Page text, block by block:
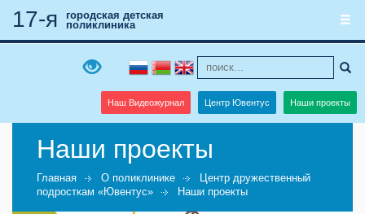
Наш Видеожурнал Центр Ювентус Наши проекты
17-я
городская детская
поликлиника
Наши проекты
Главная О поликлинике
Центр дружественный
подросткам «Ювентус»
Наши проекты